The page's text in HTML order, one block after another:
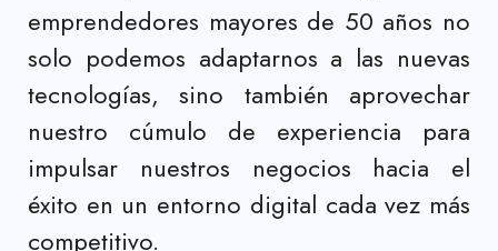
emprendedores mayores de 50 años no
solo podemos adaptarnos a las nuevas
tecnologías, sino también aprovechar
nuestro cúmulo de experiencia para
impulsar nuestros negocios hacia el
éxito en un entorno digital cada vez más
competitivo.